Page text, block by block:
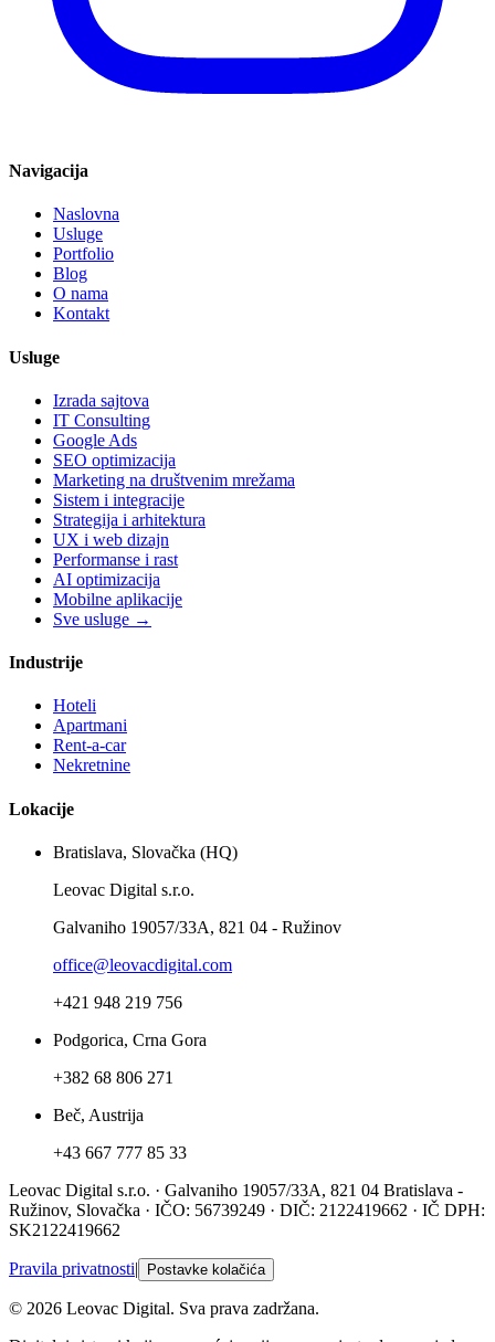
Navigacija
Naslovna
Usluge
Portfolio
Blog
O nama
Kontakt
Usluge
Izrada sajtova
IT Consulting
Google Ads
SEO optimizacija
Marketing na društvenim mrežama
Sistem i integracije
Strategija i arhitektura
UX i web dizajn
Performanse i rast
AI optimizacija
Mobilne aplikacije
Sve usluge →
Industrije
Hoteli
Apartmani
Rent-a-car
Nekretnine
Lokacije
Bratislava, Slovačka (HQ)
Leovac Digital s.r.o.
Galvaniho 19057/33A, 821 04 - Ružinov
office@leovacdigital.com
+421 948 219 756
Podgorica, Crna Gora
+382 68 806 271
Beč, Austrija
+43 667 777 85 33
Leovac Digital s.r.o. · Galvaniho 19057/33A, 821 04 Bratislava -
Ružinov, Slovačka · IČO: 56739249 · DIČ: 2122419662 · IČ DPH:
SK2122419662
Pravila privatnosti| Postavke kolačića
© 2026 Leovac Digital. Sva prava zadržana.